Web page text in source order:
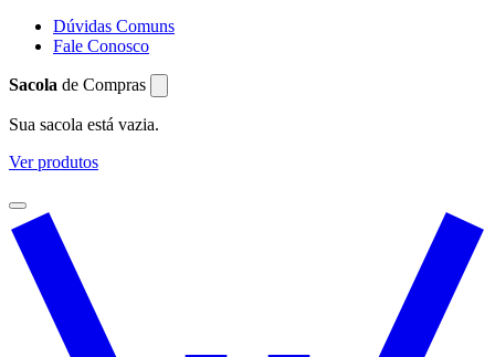
Dúvidas Comuns
Fale Conosco
Sacola de Compras
Sua sacola está vazia.
Ver produtos